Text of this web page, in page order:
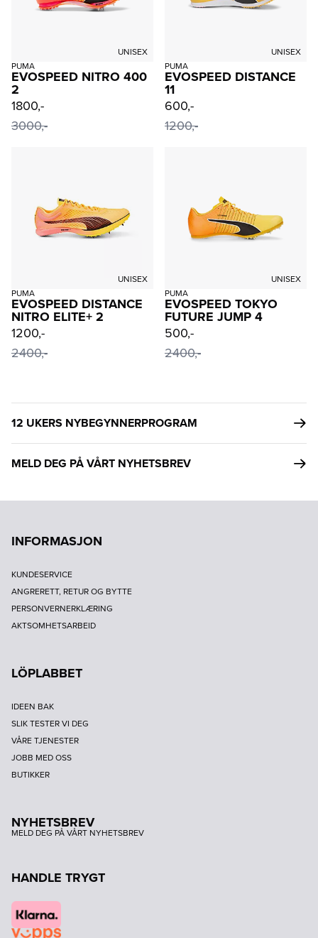
UNISEX
PUMA
EVOSPEED NITRO 400
2
1800,-
3000,-
UNISEX
PUMA
EVOSPEED DISTANCE
11
600,-
1200,-
UNISEX
PUMA
EVOSPEED DISTANCE
NITRO ELITE+ 2
1200,-
2400,-
UNISEX
PUMA
EVOSPEED TOKYO
FUTURE JUMP 4
500,-
2400,-
12 UKERS NYBEGYNNERPROGRAM
MELD DEG PÅ VÅRT NYHETSBREV
INFORMASJON
KUNDESERVICE
ANGRERETT, RETUR OG BYTTE
PERSONVERNERKLÆRING
AKTSOMHETSARBEID
LÖPLABBET
IDEEN BAK
SLIK TESTER VI DEG
VÅRE TJENESTER
JOBB MED OSS
BUTIKKER
NYHETSBREV
MELD DEG PÅ VÅRT NYHETSBREV
HANDLE TRYGT